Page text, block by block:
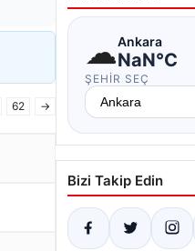
62 →
☁Ankara
NaN°C
ŞEHIR SEÇ
Bizi Takip Edin